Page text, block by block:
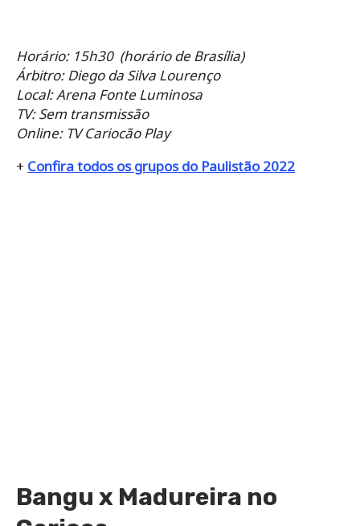
Horário: 15h30 (horário de Brasília)
Árbitro: Diego da Silva Lourenço
Local: Arena Fonte Luminosa
TV: Sem transmissão
Online: TV Cariocão Play
+ Confira todos os grupos do Paulistão 2022
Bangu x Madureira no